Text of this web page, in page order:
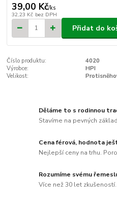
39,00 Kč/ks
32,23 Kč bez DPH
Přidat do
Číslo produktu:
4020
Výrobce:
HPI
Velikost:
Děláme to s rodinnou
Stavíme na pevných
Cena férová, hodnota
Nejlepší ceny na trhu.
Rozumíme svému
Více než 30 let zkušeností.